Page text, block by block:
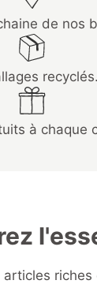
de nos
recyclés.
à chaque
riches